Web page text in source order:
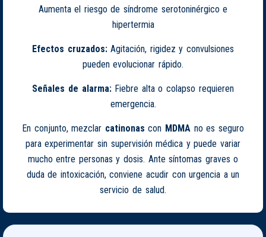
Aumenta el riesgo de síndrome serotoninérgico e
hipertermia
Efectos cruzados:Agitación, rigidez y convulsiones
pueden evolucionar rápido.
Señales de alarma:Fiebre alta o colapso requieren
emergencia.
En conjunto, mezclar catinonas con MDMA no es seguro
para experimentar sin supervisión médica y puede variar
mucho entre personas y dosis. Ante síntomas graves o
duda de intoxicación, conviene acudir con urgencia a un
servicio de salud.